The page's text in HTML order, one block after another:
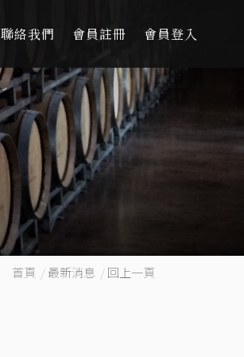
聯絡我們 會員註冊 會員登入
首頁 /最新消息 /回上一頁